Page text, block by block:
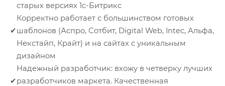
старых версиях 1с-Битрикс
✔
Корректно работает с большинством готовых
шаблонов (Аспро, Сотбит, Digital Web, Intec, Альфа,
Некстайп, Крайт) и на сайтах с уникальным
дизайном
✔
Надежный разработчик: вхожу в четверку лучших
разработчиков маркета. Качественная